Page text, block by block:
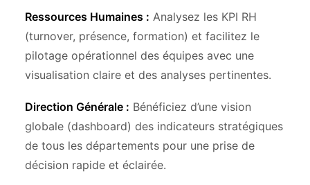
Ressources Humaines : Analysez les KPI RH
(turnover, présence, formation) et facilitez le
pilotage opérationnel des équipes avec une
visualisation claire et des analyses pertinentes.
Direction Générale : Bénéficiez d’une vision
globale (dashboard) des indicateurs stratégiques
de tous les départements pour une prise de
décision rapide et éclairée.